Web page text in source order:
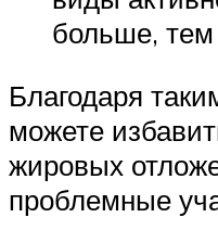
больше,
Благодаря
можете
жировых
проблемные